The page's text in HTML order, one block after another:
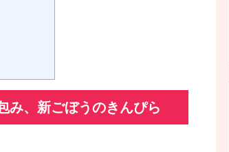
み、新ごぼうのきんぴら